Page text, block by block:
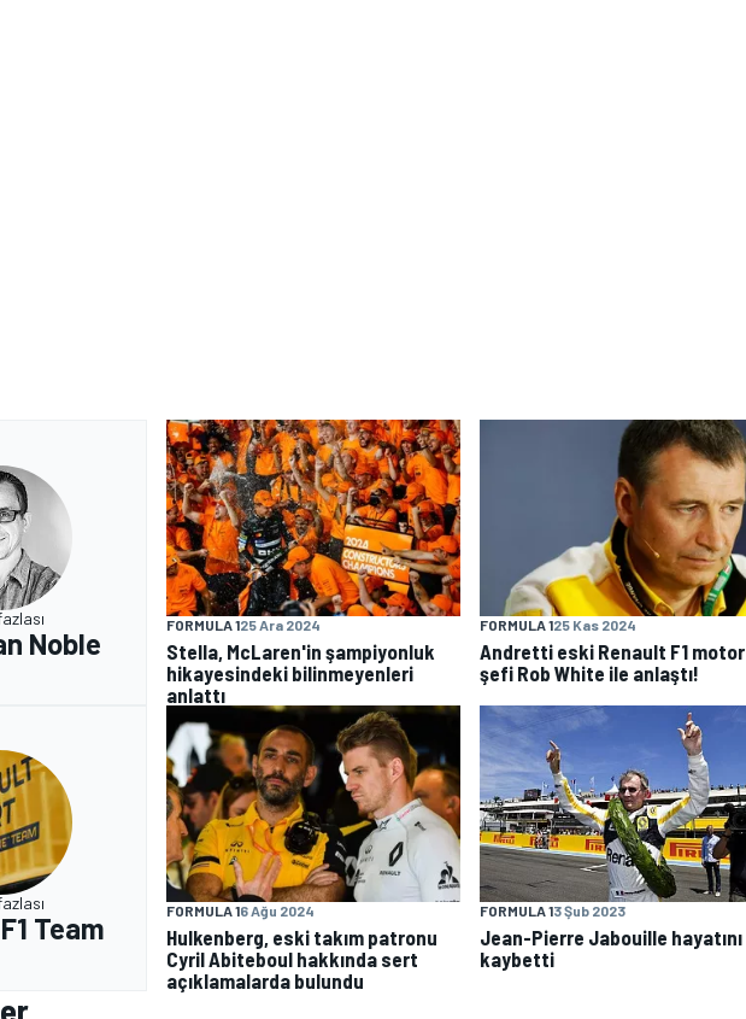
Noble
FORMULA 125 Ara 2024
Stella, McLaren'in şampiyonluk
hikayesindeki bilinmeyenleri
anlattı
FORMULA 125 Kas 2024
Andretti eski Renault F1 motor
şefi Rob White ile anlaştı!
Team
FORMULA 16 Ağu 2024
Hulkenberg, eski takım patronu
Cyril Abiteboul hakkında sert
açıklamalarda bulundu
FORMULA 13 Şub 2023
Jean-Pierre Jabouille hayatını
kaybetti